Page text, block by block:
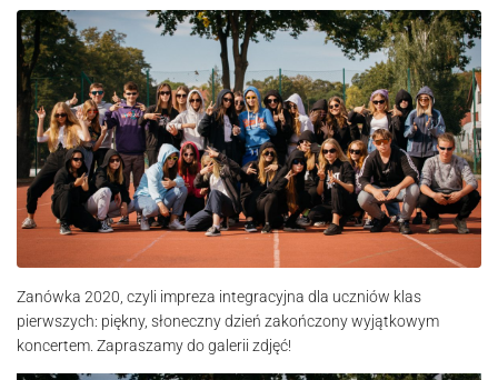
Zanówka 2020, czyli impreza integracyjna dla uczniów klas
pierwszych: piękny, słoneczny dzień zakończony wyjątkowym
koncertem. Zapraszamy do galerii zdjęć!